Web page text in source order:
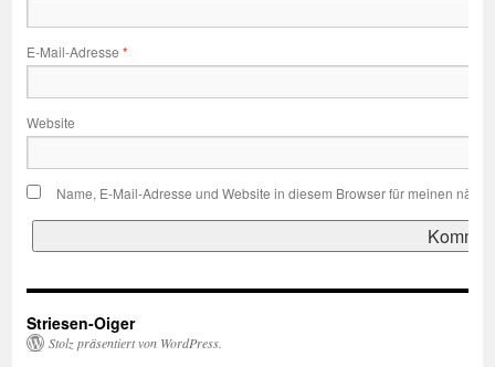
E-Mail-Adresse *
Website
Name, E-Mail-Adresse und Website in diesem Browser für meinen
Striesen-Oiger
Stolz präsentiert von WordPress.